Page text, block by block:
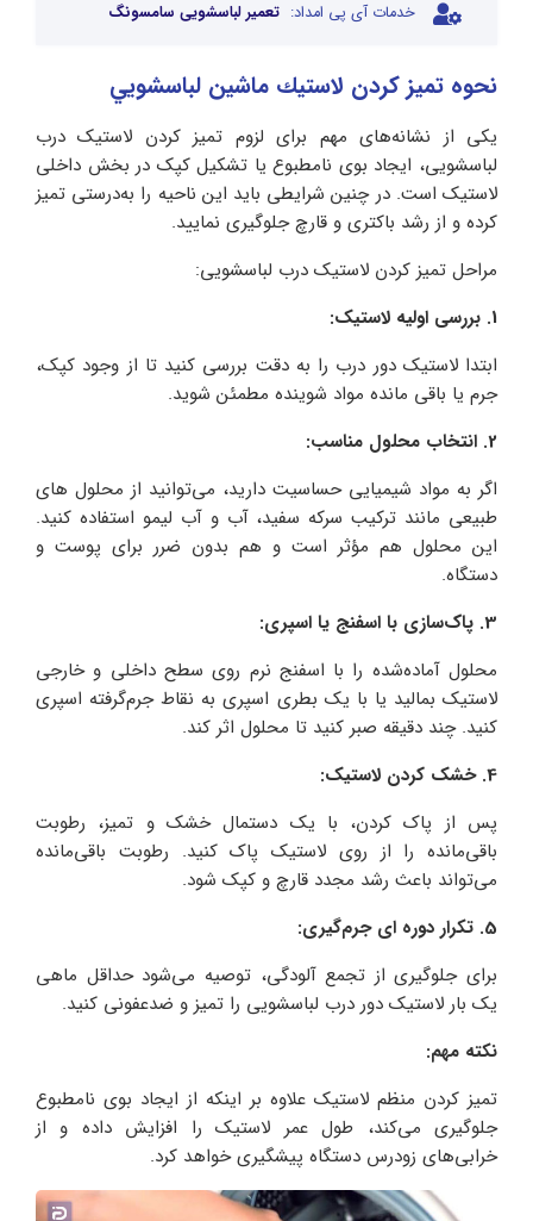
خدمات آی پی امداد: تعمیر لباسشویی سامسونگ
نحوه تميز كردن لاستيك ماشين لباسشويي
یکی از نشانه‌های مهم برای لزوم تمیز کردن لاستیک درب
لباسشویی، ایجاد بوی نامطبوع یا تشکیل کپک در بخش داخلی
لاستیک است. در چنین شرایطی باید این ناحیه را به‌درستی تمیز
کرده و از رشد باکتری و قارچ جلوگیری نمایید.
مراحل تمیز کردن لاستیک درب لباسشویی:
1. بررسی اولیه لاستیک:
ابتدا لاستیک دور درب را به دقت بررسی کنید تا از وجود کپک،
جرم یا باقی‌ مانده مواد شوینده مطمئن شوید.
2. انتخاب محلول مناسب:
اگر به مواد شیمیایی حساسیت دارید، می‌توانید از محلول‌ های
طبیعی مانند ترکیب سرکه سفید، آب و آب‌ لیمو استفاده کنید.
این محلول هم مؤثر است و هم بدون ضرر برای پوست و
دستگاه.
3. پاک‌سازی با اسفنج یا اسپری:
محلول آماده‌شده را با اسفنج نرم روی سطح داخلی و خارجی
لاستیک بمالید یا با یک بطری اسپری به نقاط جرم‌گرفته اسپری
کنید. چند دقیقه صبر کنید تا محلول اثر کند.
4. خشک کردن لاستیک:
پس از پاک کردن، با یک دستمال خشک و تمیز، رطوبت
باقی‌مانده را از روی لاستیک پاک کنید. رطوبت باقی‌مانده
می‌تواند باعث رشد مجدد قارچ و کپک شود.
5. تکرار دوره‌ ای جرم‌گیری:
برای جلوگیری از تجمع آلودگی، توصیه می‌شود حداقل ماهی
یک بار لاستیک دور درب لباسشویی را تمیز و ضدعفونی کنید.
نکته مهم:
تمیز کردن منظم لاستیک علاوه بر اینکه از ایجاد بوی نامطبوع
جلوگیری می‌کند، طول عمر لاستیک را افزایش داده و از
خرابی‌های زودرس دستگاه پیشگیری خواهد کرد.